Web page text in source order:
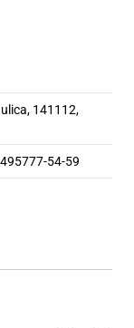
141112,
54-59